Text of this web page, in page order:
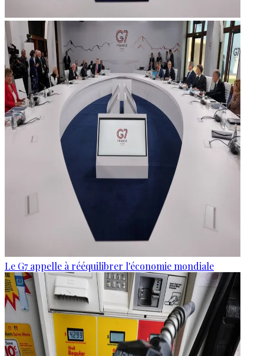
Le G7 appelle à rééquilibrer l'économie mondiale